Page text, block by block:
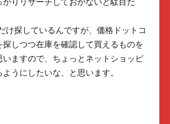
かりリサーチしておかないと駄目だ
け探しているんですが、価格ドットコ
探しつつ在庫を確認して買えるものを
ますので、ちょっとネットショッピ
うにしたいな、と思います。